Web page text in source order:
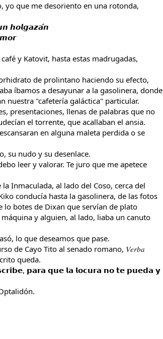
yo que me desoriento en una rotonda,
𝙝𝙤𝙡𝙜𝙖𝙯𝙖́𝙣
y Katovit, hasta estas madrugadas,
de prolintano haciendo su efecto,
íbamos a desayunar a la gasolinera, donde
nuestra "cafetería galáctica" particular.
presentaciones, llenas de palabras que no
el torrente, que acallaban el ansia.
en alguna maleta perdida o se
su nudo y su desenlace.
leer y valorar. Te juro que me apetece
Inmaculada, al lado del Coso, cerca del
conducía hasta la gasolinera, de las fotos
lo botes de Dixan que servían de plato
y alguien, al lado, liaba un canuto
lo que deseamos que pase.
de Cayo Tito al senado romano, 𝑉𝑒𝑟𝑏𝑎
queda.
𝗽𝗮𝗿𝗮 𝗾𝘂𝗲 𝗹𝗮 𝗹𝗼𝗰𝘂𝗿𝗮 𝗻𝗼 𝘁𝗲 𝗽𝘂𝗲𝗱𝗮 𝘆